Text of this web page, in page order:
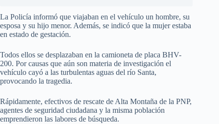
La Policía informó que viajaban en el vehículo un hombre, su
esposa y su hijo menor. Además, se indicó que la mujer estaba
en estado de gestación.
Todos ellos se desplazaban en la camioneta de placa BHV-
200. Por causas que aún son materia de investigación el
vehículo cayó a las turbulentas aguas del río Santa,
provocando la tragedia.
Rápidamente, efectivos de rescate de Alta Montaña de la PNP,
agentes de seguridad ciudadana y la misma población
emprendieron las labores de búsqueda.